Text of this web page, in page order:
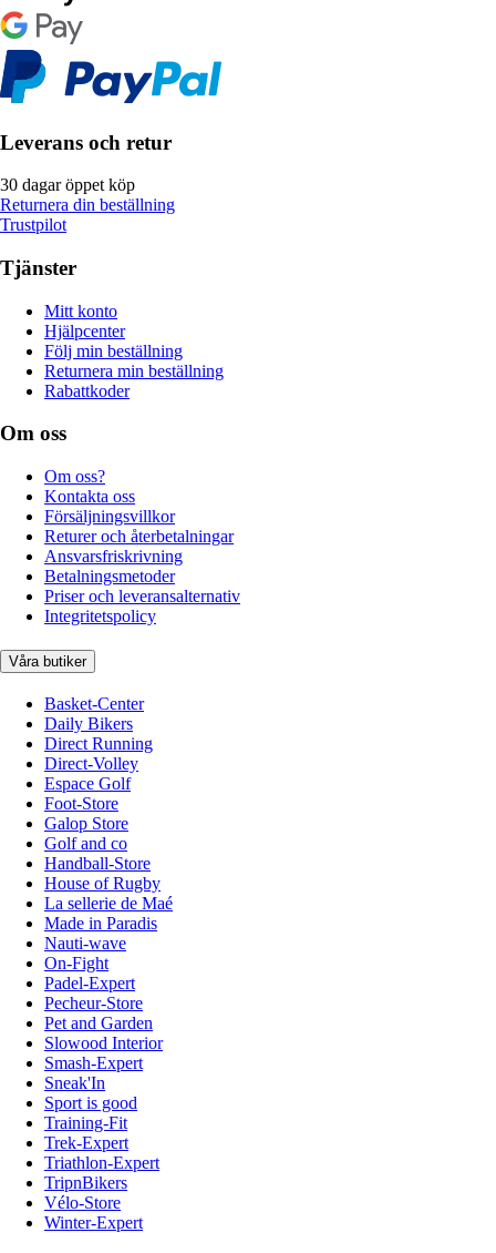
Leverans och retur
30 dagar öppet köp
Returnera din beställning
Trustpilot
Tjänster
Mitt konto
Hjälpcenter
Följ min beställning
Returnera min beställning
Rabattkoder
Om oss
Om oss?
Kontakta oss
Försäljningsvillkor
Returer och återbetalningar
Ansvarsfriskrivning
Betalningsmetoder
Priser och leveransalternativ
Integritetspolicy
Våra butiker
Basket-Center
Daily Bikers
Direct Running
Direct-Volley
Espace Golf
Foot-Store
Galop Store
Golf and co
Handball-Store
House of Rugby
La sellerie de Maé
Made in Paradis
Nauti-wave
On-Fight
Padel-Expert
Pecheur-Store
Pet and Garden
Slowood Interior
Smash-Expert
Sneak'In
Sport is good
Training-Fit
Trek-Expert
Triathlon-Expert
TripnBikers
Vélo-Store
Winter-Expert